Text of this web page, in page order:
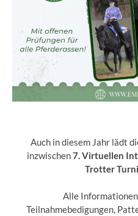
Auch in diesem Jahr lädt
inzwischen7. Virtuellen
Trotter
Alle
Teilnahmebedigungen,